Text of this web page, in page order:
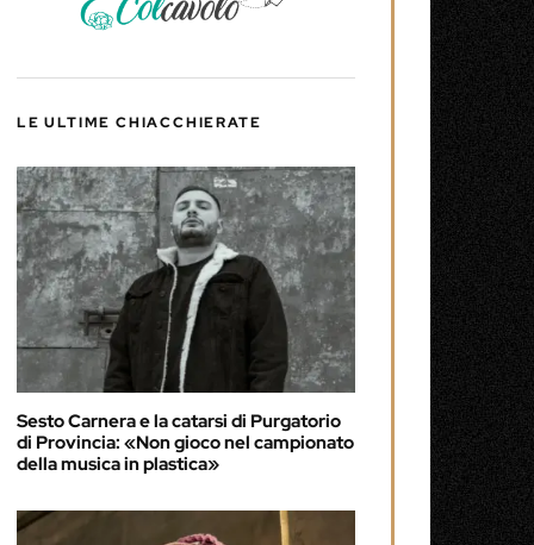
LE ULTIME CHIACCHIERATE
Sesto Carnera e la catarsi di Purgatorio
di Provincia: «Non gioco nel campionato
della musica in plastica»